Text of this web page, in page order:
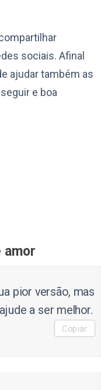
sociais. Afinal
ajudar também as
e boa
amor
pior versão, mas
a ser melhor.
Copiar